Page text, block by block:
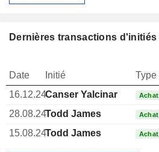
Dernières transactions d'initiés
Date Initié Type
16.12.24Canser Yalcinar Achat
28.08.24Todd James Achat
15.08.24Todd James Achat